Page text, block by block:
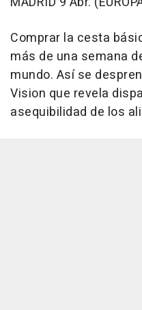
Comprar la cesta
más de una semana
mundo. Así se
Vision que revela
asequibilidad de los